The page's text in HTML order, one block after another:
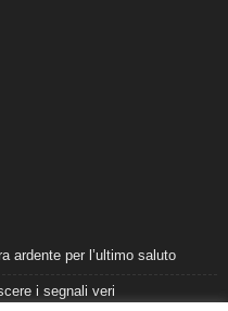
ardente per l’ultimo saluto
i segnali veri